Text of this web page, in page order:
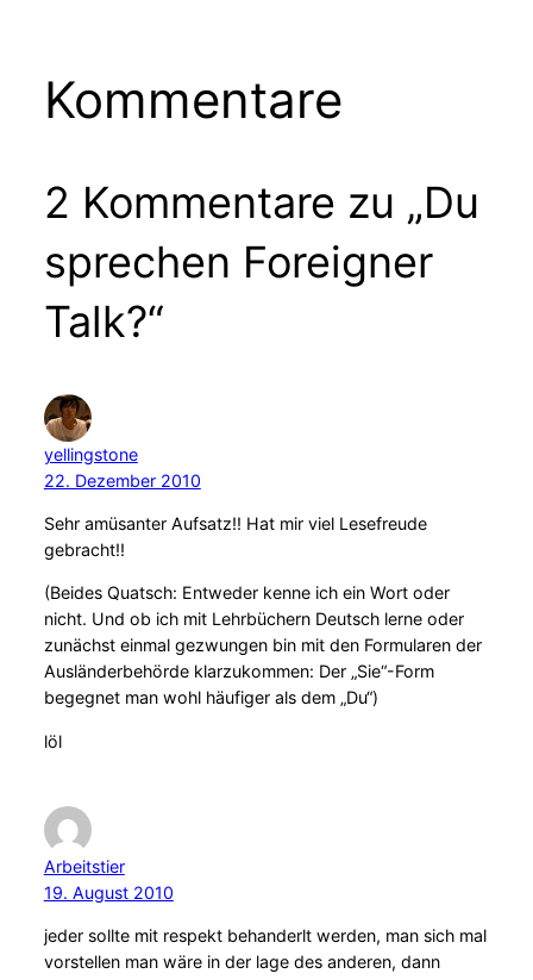
Kommentare
2 Kommentare zu „Du
sprechen Foreigner
Talk?“
yellingstone
22. Dezember 2010
Sehr amüsanter Aufsatz!! Hat mir viel Lesefreude
gebracht!!
(Beides Quatsch: Entweder kenne ich ein Wort oder
nicht. Und ob ich mit Lehrbüchern Deutsch lerne oder
zunächst einmal gezwungen bin mit den Formularen der
Ausländerbehörde klarzukommen: Der „Sie“-Form
begegnet man wohl häufiger als dem „Du“)
löl
Arbeitstier
19. August 2010
jeder sollte mit respekt behanderlt werden, man sich mal
vorstellen man wäre in der lage des anderen, dann